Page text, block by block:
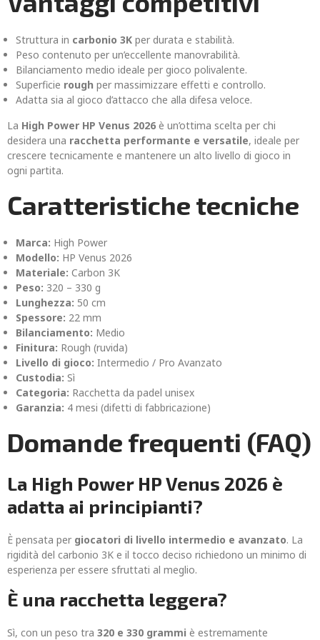
Struttura in carbonio 3K per durata e stabilità.
Peso contenuto per un’eccellente manovrabilità.
Bilanciamento medio ideale per gioco polivalente.
Superficie rough per massimizzare effetti e controllo.
Adatta sia al gioco d’attacco che alla difesa veloce.
La High Power HP Venus 2026 è un’ottima scelta per chi
desidera una racchetta performante e versatile, ideale per
crescere tecnicamente e mantenere un alto livello di gioco in
ogni partita.
Caratteristiche tecniche
Marca: High Power
Modello: HP Venus 2026
Materiale: Carbon 3K
Peso: 320 – 330 g
Lunghezza: 50 cm
Spessore: 22 mm
Bilanciamento: Medio
Finitura: Rough (ruvida)
Livello di gioco: Intermedio / Pro Avanzato
Custodia: Sì
Categoria: Racchetta da padel unisex
Garanzia: 4 mesi (difetti di fabbricazione)
Domande frequenti (FAQ)
La High Power HP Venus 2026 è
adatta ai principianti?
È pensata per giocatori di livello intermedio e avanzato. La
rigidità del carbonio 3K e il tocco deciso richiedono un minimo di
esperienza per essere sfruttati al meglio.
È una racchetta leggera?
Sì, con un peso tra 320 e 330 grammi è estremamente